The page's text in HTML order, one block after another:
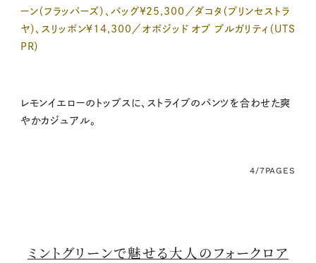
ーン（フラッパーズ）、バッグ¥25,300／ダコタ（プリンセストラ
ヤ）、スリッポン¥14,300／オポジッド オブ ブルガリティ（UTS
PR）
レモンイエローのトップスに、ストライプのパンツを合わせた爽
やかカジュアル。
4/7PAGES
ミントグリーンで魅せる大人のフォークロア